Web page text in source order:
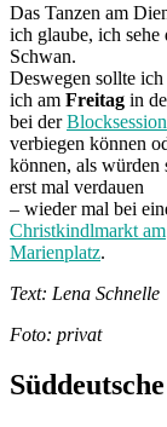
Das Tanzen am
ich glaube, ich
Schwan.
Deswegen sollte
ich am Freitag in
bei derBlocksession
verbiegen können
können, als würden
erst mal verdauen
– wieder mal bei
Christkindlmarkt am
Marienplatz.
Text: Lena Schnelle
Foto: privat